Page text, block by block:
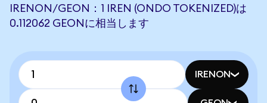
IRENON/GEON：1 IREN (ONDO TOKENIZED)は
0.112062 GEONに相当します
IRENON